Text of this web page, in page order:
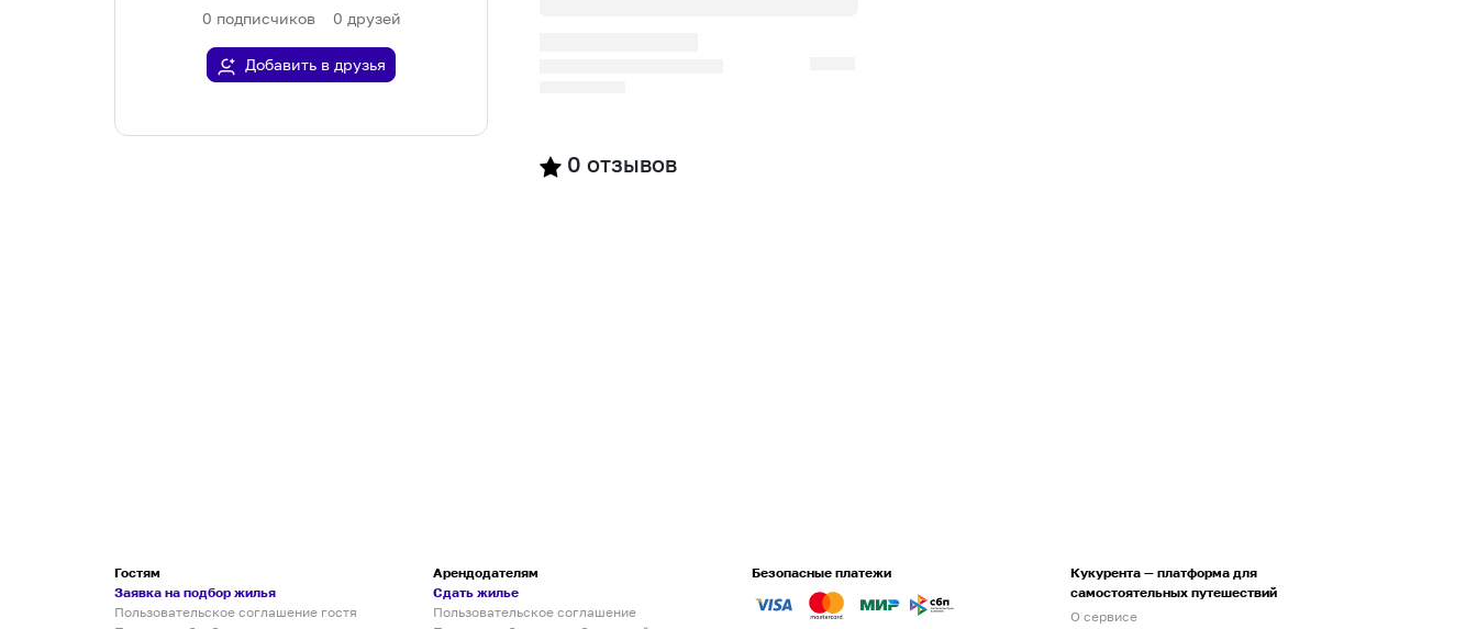
0 подписчиков 0 друзей
Добавить в друзья
0 отзывов
Гостям
Заявка на подбор жилья
Пользовательское соглашение гостя
Арендодателям
Сдать жилье
Пользовательское соглашение
Безопасные платежи
Кукурента — платформа для
самостоятельных путешествий
О сервисе